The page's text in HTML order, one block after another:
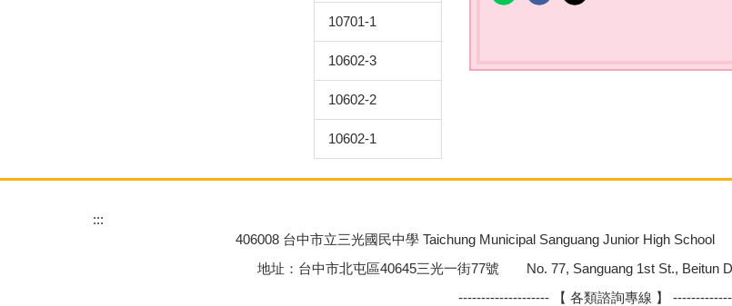
10701-1
10602-3
10602-2
10602-1
:::
406008 台中市立三光國民中學 Taichung Municipal Sanguang Junior High
地址：台中市北屯區40645三光一街77號 No. 77, Sanguang 1st St., Beitun
-------------------- 【 各類諮詢專線 】